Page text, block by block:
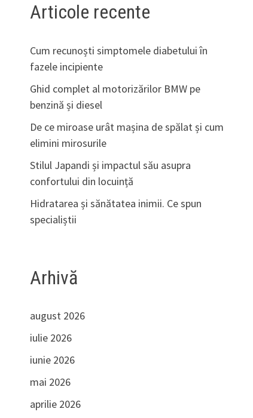
Articole recente
Cum recunoști simptomele diabetului în
fazele incipiente
Ghid complet al motorizărilor BMW pe
benzină și diesel
De ce miroase urât mașina de spălat și cum
elimini mirosurile
Stilul Japandi și impactul său asupra
confortului din locuință
Hidratarea și sănătatea inimii. Ce spun
specialiștii
Arhivă
august 2026
iulie 2026
iunie 2026
mai 2026
aprilie 2026